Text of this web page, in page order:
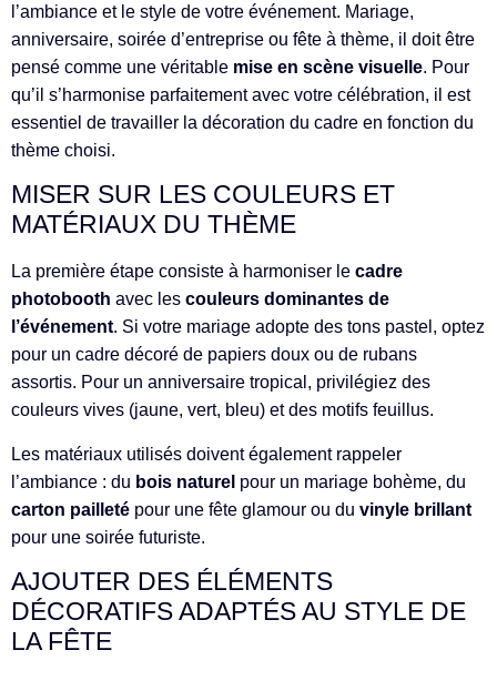
l’ambiance et le style de votre événement. Mariage,
anniversaire, soirée d’entreprise ou fête à thème, il doit être
pensé comme une véritable mise en scène visuelle. Pour
qu’il s’harmonise parfaitement avec votre célébration, il est
essentiel de travailler la décoration du cadre en fonction du
thème choisi.
MISER SUR LES COULEURS ET
MATÉRIAUX DU THÈME
La première étape consiste à harmoniser le cadre
photobooth avec les couleurs dominantes de
l’événement. Si votre mariage adopte des tons pastel, optez
pour un cadre décoré de papiers doux ou de rubans
assortis. Pour un anniversaire tropical, privilégiez des
couleurs vives (jaune, vert, bleu) et des motifs feuillus.
Les matériaux utilisés doivent également rappeler
l’ambiance : du bois naturel pour un mariage bohème, du
carton pailleté pour une fête glamour ou du vinyle brillant
pour une soirée futuriste.
AJOUTER DES ÉLÉMENTS
DÉCORATIFS ADAPTÉS AU STYLE DE
LA FÊTE